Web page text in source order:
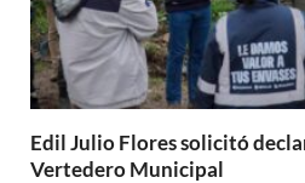
Edil Julio Flores solicitó
Vertedero Municipal